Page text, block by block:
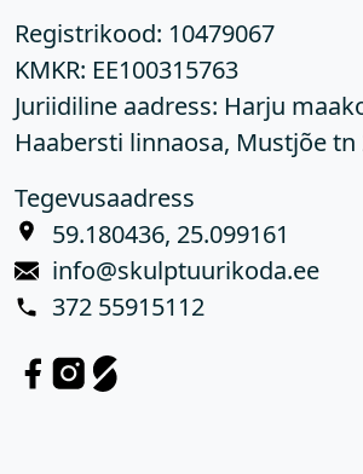
Registrikood: 10479067
KMKR: EE100315763
Juriidiline aadress: Harju
Haabersti linnaosa, Mustjõe tn
Tegevusaadress
59.180436, 25.099161
info@skulptuurikoda.ee
372 55915112